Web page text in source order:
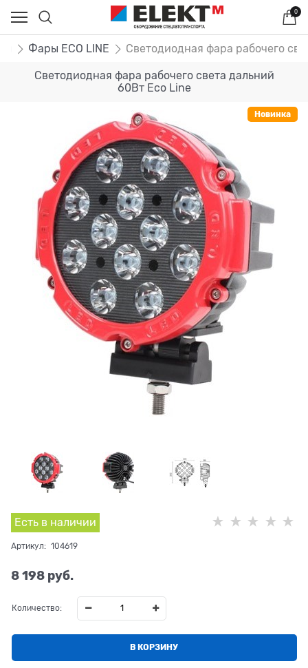
0
Фары ECO LINE Светодиодная фара рабочего
Светодиодная фара рабочего света дальний
60Вт Eco Line
Новинка
Есть в наличии
Артикул: 104619
8 198 руб.
Количество:
В КОРЗИНУ